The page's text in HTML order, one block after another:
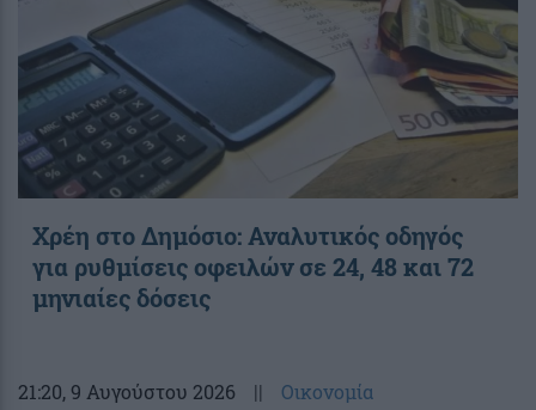
Χρέη στο Δημόσιο: Αναλυτικός οδηγός
για ρυθμίσεις οφειλών σε 24, 48 και 72
μηνιαίες δόσεις
21:20, 9 Αυγούστου 2026 || Οικονομία